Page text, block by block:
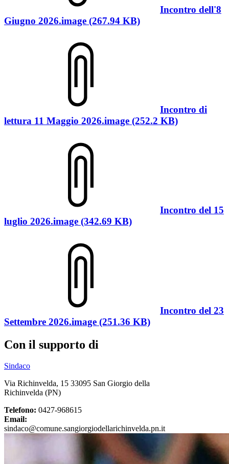
Incontro dell'8
Giugno 2026.image (267.94 KB)
Incontro di
lettura 11 Maggio 2026.image (252.2 KB)
Incontro del 15
luglio 2026.image (342.69 KB)
Incontro del 23
Settembre 2026.image (251.36 KB)
Con il supporto di
Sindaco
Via Richinvelda, 15 33095 San Giorgio della
Richinvelda (PN)
Telefono: 0427-968615
Email:
sindaco@comune.sangiorgiodellarichinvelda.pn.it